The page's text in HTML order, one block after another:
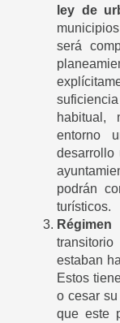
ley de
será
habitual,
entorno
desarrollo
podrán
turísticos.
estaban
Estos
o cesar
que este